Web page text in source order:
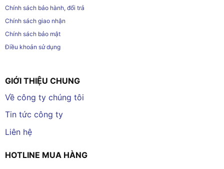
Chính sách bảo hành, đổi trả
Chính sách giao nhận
Chính sách bảo mật
Điều khoản sử dụng
GIỚI THIỆU CHUNG
Về công ty chúng tôi
Tin tức công ty
Liên hệ
HOTLINE MUA HÀNG